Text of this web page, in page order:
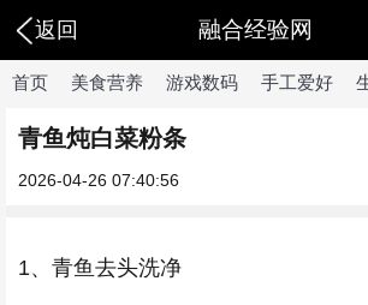
返回 融合经验网
首页 美食营养 游戏数码 手工爱好
青鱼炖白菜粉条
2026-04-26 07:40:56
1、青鱼去头洗净